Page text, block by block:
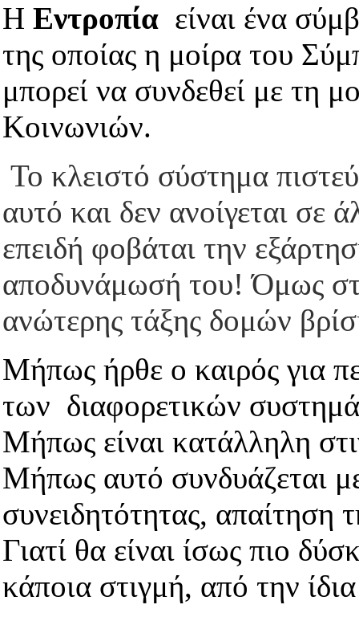
Η Εντροπία είναι ένα
της οποίας η μοίρα του
μπορεί να συνδεθεί με τη
Κοινωνιών.
Το κλειστό σύστημα
αυτό και δεν ανοίγεται σε
επειδή φοβάται την
αποδυνάμωσή του! Όμως
ανώτερης τάξης δομών
Μήπως ήρθε ο καιρός για
των διαφορετικών
Μήπως είναι κατάλληλη
Μήπως αυτό συνδυάζεται
συνειδητότητας, απαίτηση
Γιατί θα είναι ίσως πιο
κάποια στιγμή, από την